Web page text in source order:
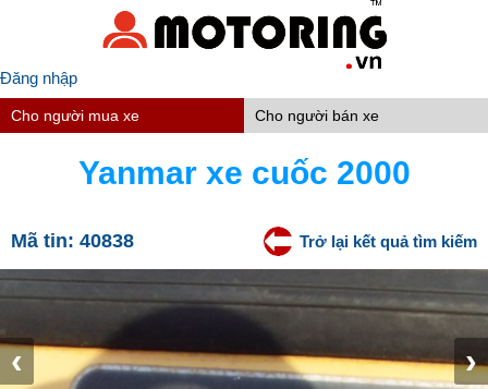
Đăng nhập
Cho người mua xe Cho người bán xe
Yanmar xe cuốc 2000
Mã tin: 40838 Trở lại kết quả tìm kiếm
‹ ›